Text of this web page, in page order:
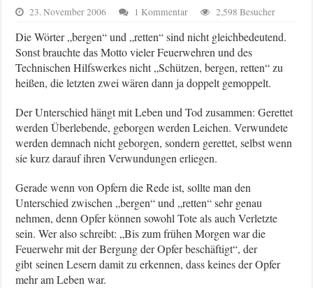
23. November 2006 1 Kommentar 2,598 Besucher
Die Wörter „bergen“ und „retten“ sind nicht gleichbedeutend.
Sonst brauchte das Motto vieler Feuerwehren und des
Technischen Hilfswerkes nicht „Schützen, bergen, retten“ zu
heißen, die letzten zwei wären dann ja doppelt gemoppelt.
Der Unterschied hängt mit Leben und Tod zusammen: Gerettet
werden Überlebende, geborgen werden Leichen. Verwundete
werden demnach nicht geborgen, sondern gerettet, selbst wenn
sie kurz darauf ihren Verwundungen erliegen.
Gerade wenn von Opfern die Rede ist, sollte man den
Unterschied zwischen „bergen“ und „retten“ sehr genau
nehmen, denn Opfer können sowohl Tote als auch Verletzte
sein. Wer also schreibt: „Bis zum frühen Morgen war die
Feuerwehr mit der Bergung der Opfer beschäftigt“, der
gibtseinen Lesern damit zu erkennen, dass keines der Opfer
mehr am Leben war.